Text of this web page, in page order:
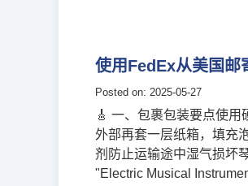
使用FedEx从美国邮
Posted on: 2025-05-27
🎸 一、包裹包装要点使
外部再套一层纸箱，填充
剂防止运输途中湿气损坏
"Electric Musical